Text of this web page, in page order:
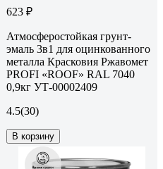
623 ₽
Атмосферостойкая грунт-
эмаль 3в1 для оцинкованного
металла Красковия Ржавомет
PROFI «ROOF» RAL 7040
0,9кг УТ-00002409
4.5(30)
В корзину